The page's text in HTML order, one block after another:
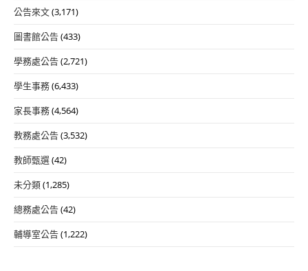
公告來文(3,171)
圖書館公告(433)
學務處公告(2,721)
學生事務(6,433)
家長事務(4,564)
教務處公告(3,532)
教師甄選(42)
未分類(1,285)
總務處公告(42)
輔導室公告(1,222)